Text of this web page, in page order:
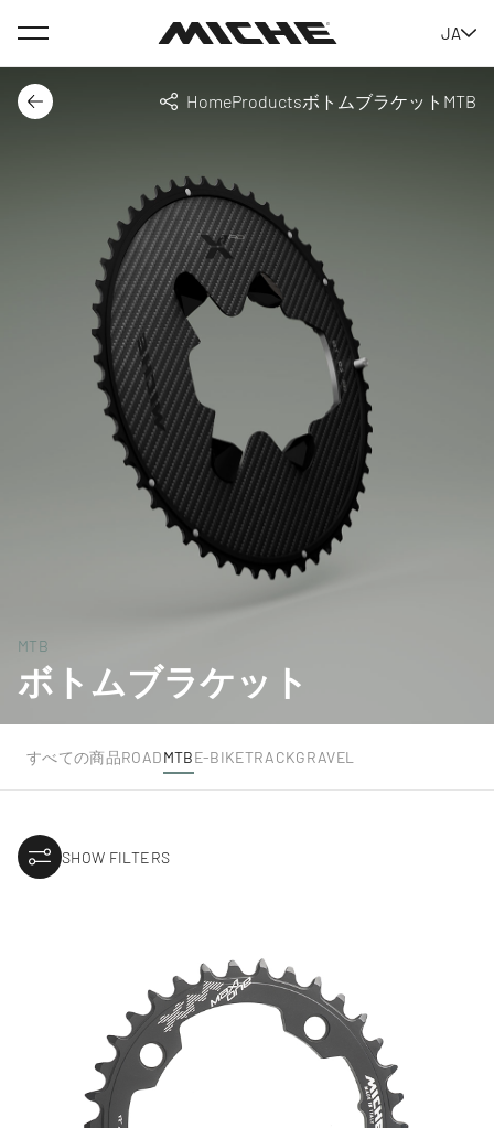
Menu
JA
Back
HomeProductsボトムブラケット MTB
Share
MTB
ボトムブラケット
すべての商品ROADMTBE-BIKETRACKGRAVEL
SHOW FILTERS